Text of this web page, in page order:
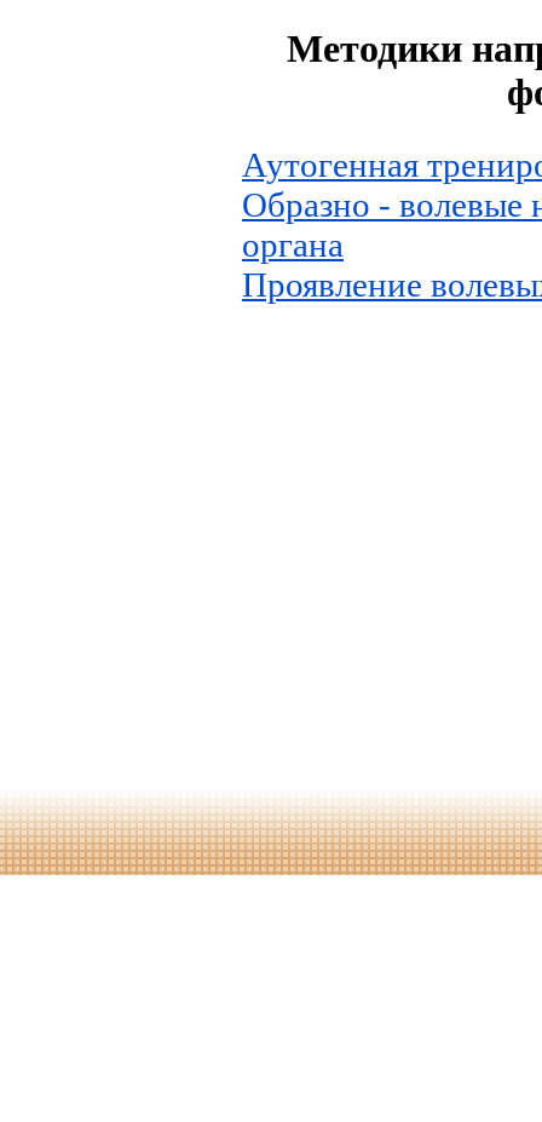
Методики
Аутогенная
Образно - волевые
органа
Проявление